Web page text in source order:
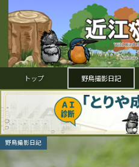
トップ 野鳥撮影日記
野鳥撮影日記